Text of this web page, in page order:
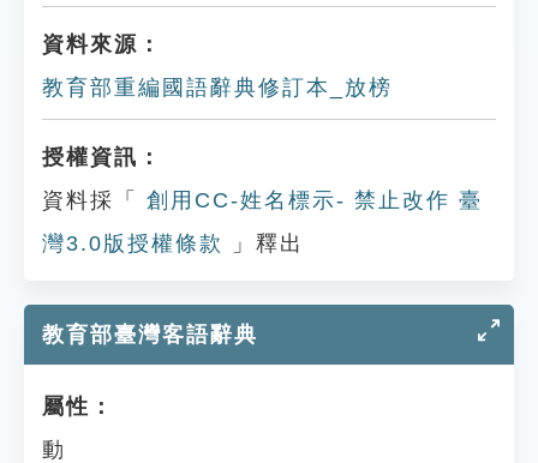
資料來源：
教育部重編國語辭典修訂本_放榜
授權資訊：
資料採「
創用CC-姓名標示- 禁止改作 臺
灣3.0版授權條款
」釋出
教育部臺灣客語辭典
屬性：
動